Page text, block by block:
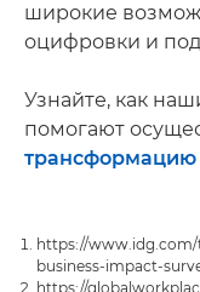
широкие
оцифровки и
Узнайте, как
помогают
трансформацию
https://
business-impact-
https://